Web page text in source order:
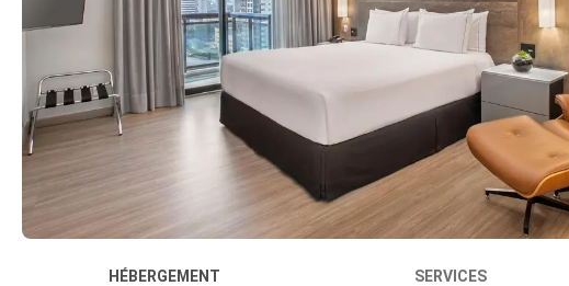
HÉBERGEMENT SERVICES